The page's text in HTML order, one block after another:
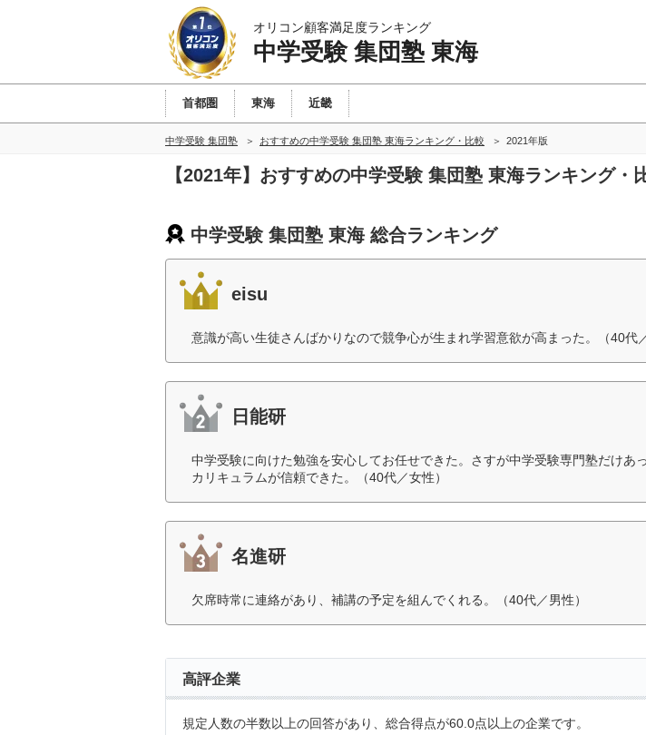
オリコン顧客満足度ランキング
中学受験 集団塾 東海
首都圏 東海 近畿
中学受験 集団塾 おすすめの中学受験 集団塾 東海ランキング・比較 2021年版
【2021年】おすすめの中学受験 集団塾 東海ランキング・
中学受験 集団塾 東海 総合ランキング
eisu
意識が高い生徒さんばかりなので競争心が生まれ学習意欲が高まった。（40代
日能研
中学受験に向けた勉強を安心してお任せできた。さすが中学受験専門塾だけあ
カリキュラムが信頼できた。（40代／女性）
名進研
欠席時常に連絡があり、補講の予定を組んでくれる。（40代／男性）
高評企業
規定人数の半数以上の回答があり、総合得点が60.0点以上の企業です。